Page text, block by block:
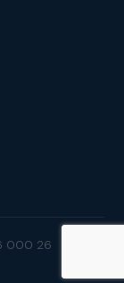
000 26